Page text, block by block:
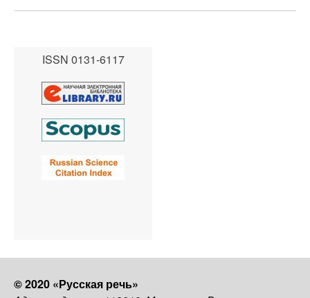
ISSN 0131-6117
© 2020 «Русская речь»